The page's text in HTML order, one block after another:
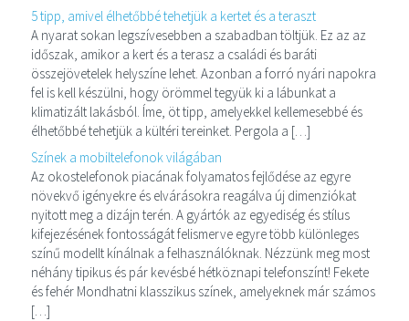
5 tipp, amivel élhetőbbé tehetjük a kertet és a teraszt
A nyarat sokan legszívesebben a szabadban töltjük. Ez az az
időszak, amikor a kert és a terasz a családi és baráti
összejövetelek helyszíne lehet. Azonban a forró nyári napokra
fel is kell készülni, hogy örömmel tegyük ki a lábunkat a
klimatizált lakásból. Íme, öt tipp, amelyekkel kellemesebbé és
élhetőbbé tehetjük a kültéri tereinket. Pergola a […]
Színek a mobiltelefonok világában
Az okostelefonok piacának folyamatos fejlődése az egyre
növekvő igényekre és elvárásokra reagálva új dimenziókat
nyitott meg a dizájn terén. A gyártók az egyediség és stílus
kifejezésének fontosságát felismerve egyre több különleges
színű modellt kínálnak a felhasználóknak. Nézzünk meg most
néhány tipikus és pár kevésbé hétköznapi telefonszínt! Fekete
és fehér Mondhatni klasszikus színek, amelyeknek már számos
[…]